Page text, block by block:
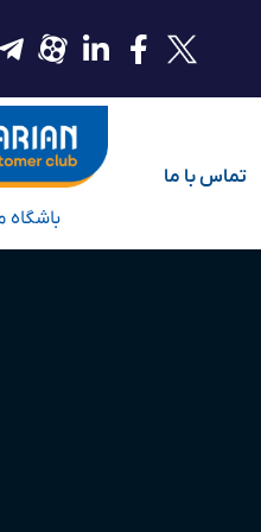
تماس با ما
باشگاه